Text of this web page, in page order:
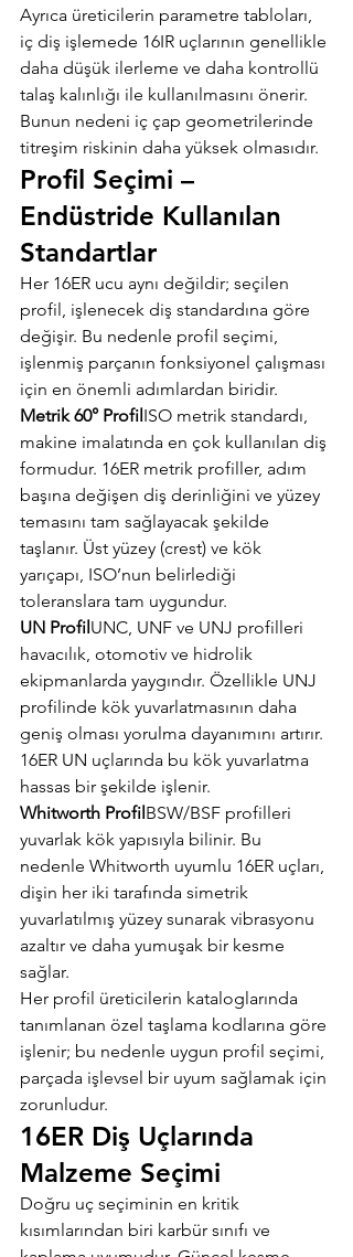
Ayrıca üreticilerin parametre tabloları,
iç diş işlemede 16IR uçlarının genellikle
daha düşük ilerleme ve daha kontrollü
talaş kalınlığı ile kullanılmasını önerir.
Bunun nedeni iç çap geometrilerinde
titreşim riskinin daha yüksek olmasıdır.
Profil Seçimi –
Endüstride Kullanılan
Standartlar
Her 16ER ucu aynı değildir; seçilen
profil, işlenecek diş standardına göre
değişir. Bu nedenle profil seçimi,
işlenmiş parçanın fonksiyonel çalışması
için en önemli adımlardan biridir.
Metrik 60° ProfilISO metrik standardı,
makine imalatında en çok kullanılan diş
formudur. 16ER metrik profiller, adım
başına değişen diş derinliğini ve yüzey
temasını tam sağlayacak şekilde
taşlanır. Üst yüzey (crest) ve kök
yarıçapı, ISO’nun belirlediği
toleranslara tam uygundur.
UN ProfilUNC, UNF ve UNJ profilleri
havacılık, otomotiv ve hidrolik
ekipmanlarda yaygındır. Özellikle UNJ
profilinde kök yuvarlatmasının daha
geniş olması yorulma dayanımını artırır.
16ER UN uçlarında bu kök yuvarlatma
hassas bir şekilde işlenir.
Whitworth ProfilBSW/BSF profilleri
yuvarlak kök yapısıyla bilinir. Bu
nedenle Whitworth uyumlu 16ER uçları,
dişin her iki tarafında simetrik
yuvarlatılmış yüzey sunarak vibrasyonu
azaltır ve daha yumuşak bir kesme
sağlar.
Her profil üreticilerin kataloglarında
tanımlanan özel taşlama kodlarına göre
işlenir; bu nedenle uygun profil seçimi,
parçada işlevsel bir uyum sağlamak için
zorunludur.
16ER Diş Uçlarında
Malzeme Seçimi
Doğru uç seçiminin en kritik
kısımlarından biri karbür sınıfı ve